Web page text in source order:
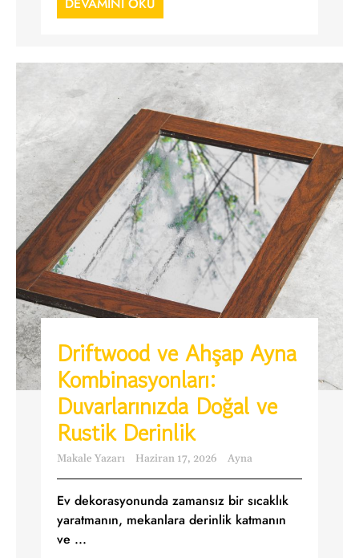
DEVAMINI OKU
Driftwood ve Ahşap Ayna
Kombinasyonları:
Duvarlarınızda Doğal ve
Rustik Derinlik
Makale Yazarı Haziran 17, 2026 Ayna
Ev dekorasyonunda zamansız bir sıcaklık
yaratmanın, mekanlara derinlik katmanın
ve ...